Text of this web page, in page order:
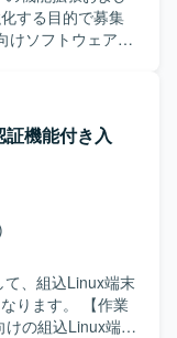
す。 【開発
）などを用いた
する目的で募集
機能の開発を進
ーションを取り
ジショ
域で、組込開発
画像処理関連の
ただけます。上
ウェア全体の構
発環境での作業と
境構築、Qtや画像
証機能付き入
て、組込Linux端末
。 【作業
けの組込Linux端末